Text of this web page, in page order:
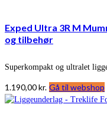
Exped Ultra 3R M
og tilbehør
Superkompakt og ultralet
1.190,00kr. Gå til webshop